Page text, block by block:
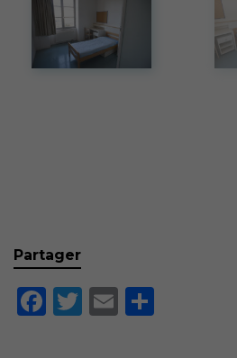
Partager
Facebook
Twitter
Email